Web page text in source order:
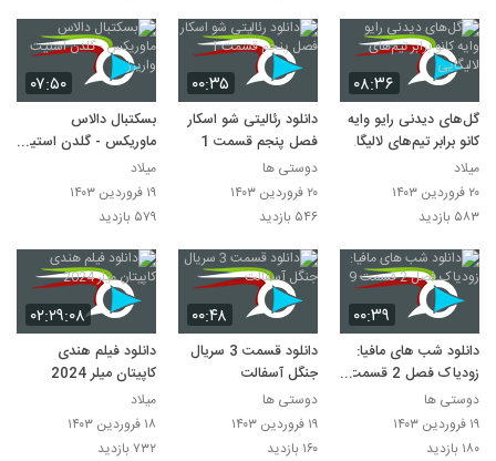
۰۸:۳۶
گل‌های دیدنی رایو وایه
میلاد
۲۰ فروردین ۱۴۰۳
۵۸۳ بازدید
۰۰:۳۵
دانلود رئالیتی شو اسکار
فصل پنجم قسمت 1
دوستی ها
۲۰ فروردین ۱۴۰۳
۵۴۶ بازدید
۰۷:۵۰
بسکتبال دالاس
ماوریکس - گلدن استیت
واریرز
میلاد
۱۹ فروردین ۱۴۰۳
۵۷۹ بازدید
۰۰:۳۹
دانلود شب های مافیا:
زودیاک فصل 2 قسمت
9
دوستی ها
۱۹ فروردین ۱۴۰۳
۱۸۰ بازدید
۰۰:۴۸
دانلود قسمت 3 سریال
جنگل آسفالت
دوستی ها
۱۹ فروردین ۱۴۰۳
۱۶۰ بازدید
۰۲:۲۹:۰۸
دانلود فیلم هندی
کاپیتان میلر 2024
میلاد
۱۸ فروردین ۱۴۰۳
۷۳۲ بازدید